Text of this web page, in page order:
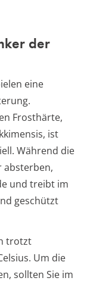
der
eine
Frosthärte,
ist
Während die
absterben,
und treibt im
geschützt
trotzt
Um die
sollten Sie im